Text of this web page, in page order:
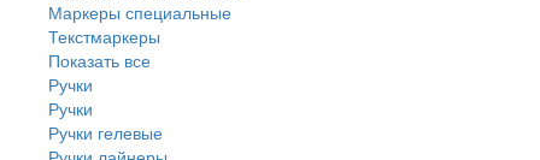
Маркеры специальные
Текстмаркеры
Показать все
Ручки
Ручки
Ручки гелевые